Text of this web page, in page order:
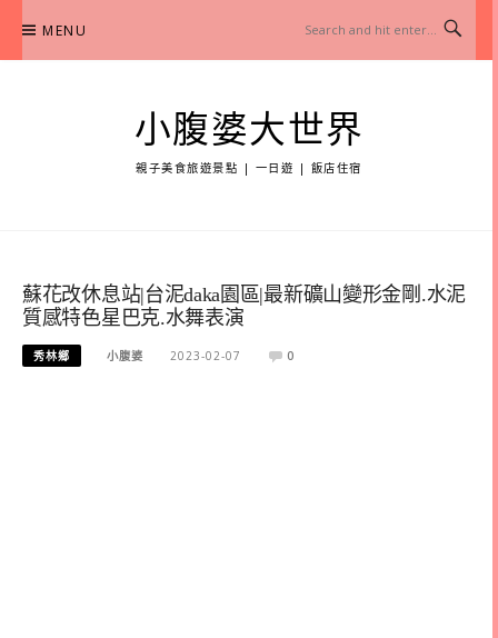
content
MENU
小腹婆大世界
親子美食旅遊景點 | 一日遊 | 飯店住宿
蘇花改休息站|台泥daka園區|最新礦山變形金剛.水泥
質感特色星巴克.水舞表演
秀林鄉 小腹婆 2023-02-07 0